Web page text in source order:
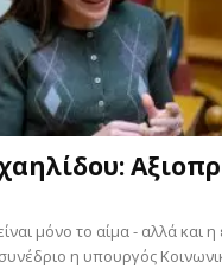
μόνο το αίμα - αλλά και
συνέδριο η υπουργός